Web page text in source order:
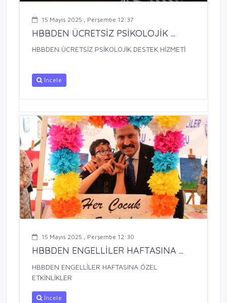
15 Mayıs 2025 , Perşembe 12:37
HBBDEN ÜCRETSİZ PSİKOLOJİK ...
HBBDEN ÜCRETSİZ PSİKOLOJİK DESTEK HİZMETİ
İncele
15 Mayıs 2025 , Perşembe 12:30
HBBDEN ENGELLİLER HAFTASINA ...
HBBDEN ENGELLİLER HAFTASINA ÖZEL
ETKİNLİKLER
İncele